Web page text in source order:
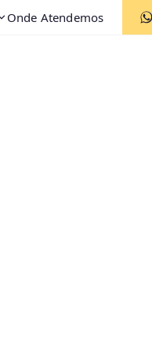
Onde Atendemos